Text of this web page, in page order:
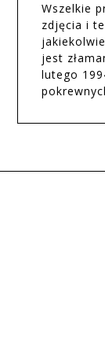
Wszelkie
zdjęcia i
jest
lutego